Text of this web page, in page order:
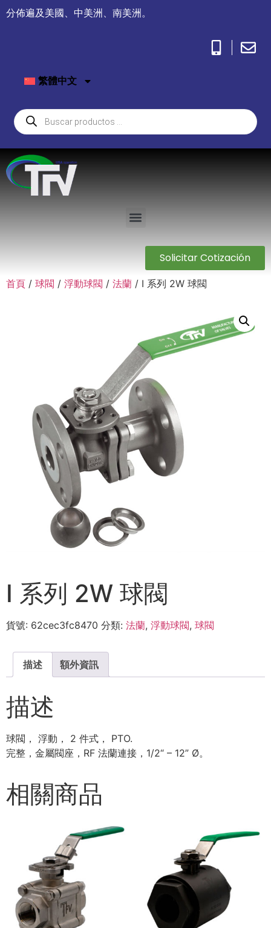
分佈遍及美國、中美洲、南美洲。
繁體中文
Solicitar Cotización
首頁 / 球閥 / 浮動球閥 / 法蘭 / I 系列 2W 球閥
I 系列 2W 球閥
貨號: 62cec3fc8470 分類: 法蘭, 浮動球閥, 球閥
描述 額外資訊
描述
球閥， 浮動， 2 件式， PTO.
完整，金屬閥座，RF 法蘭連接，1/2“ – 12” Ø。
相關商品